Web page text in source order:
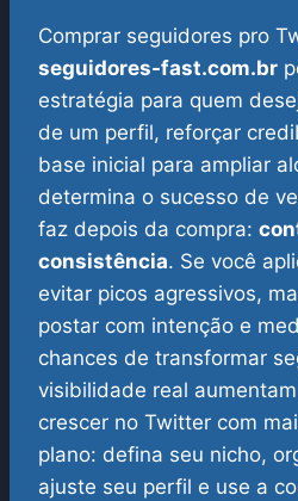
Comprar seguidores pro
seguidores-fast.com.br
estratégia para quem
de um perfil, reforçar
base inicial para ampliar
determina o sucesso de
faz depois da compra:
consistência. Se você
evitar picos agressivos,
postar com intenção e
chances de transformar
visibilidade real
crescer no Twitter com
plano: defina seu nicho,
ajuste seu perfil e use a